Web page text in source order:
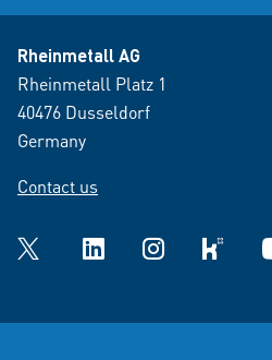
Rheinmetall AG
Rheinmetall Platz 1
40476 Dusseldorf
Germany
Contact us
Twitter LinkedInInstagramkununu